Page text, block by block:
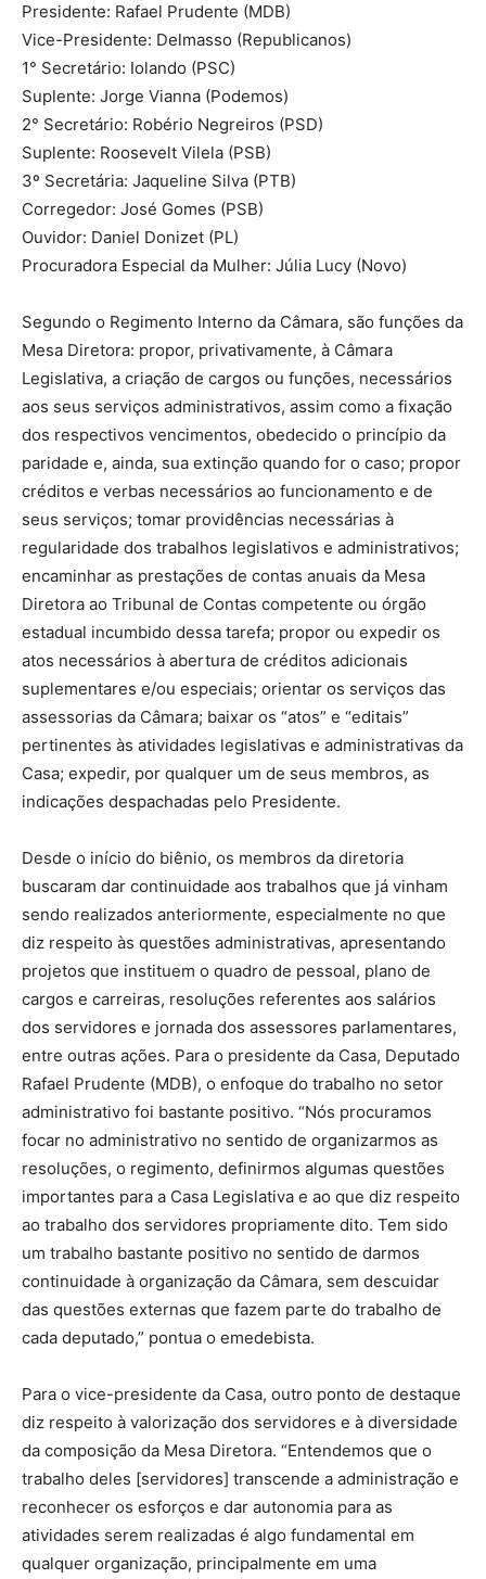
Presidente: Rafael Prudente (MDB)
Vice-Presidente: Delmasso (Republicanos)
1° Secretário: Iolando (PSC)
Suplente: Jorge Vianna (Podemos)
2° Secretário: Robério Negreiros (PSD)
Suplente: Roosevelt Vilela (PSB)
3º Secretária: Jaqueline Silva (PTB)
Corregedor: José Gomes (PSB)
Ouvidor: Daniel Donizet (PL)
Procuradora Especial da Mulher: Júlia Lucy (Novo)
Segundo o Regimento Interno da Câmara, são funções da
Mesa Diretora: propor, privativamente, à Câmara
Legislativa, a criação de cargos ou funções, necessários
aos seus serviços administrativos, assim como a fixação
dos respectivos vencimentos, obedecido o princípio da
paridade e, ainda, sua extinção quando for o caso; propor
créditos e verbas necessários ao funcionamento e de
seus serviços; tomar providências necessárias à
regularidade dos trabalhos legislativos e administrativos;
encaminhar as prestações de contas anuais da Mesa
Diretora ao Tribunal de Contas competente ou órgão
estadual incumbido dessa tarefa; propor ou expedir os
atos necessários à abertura de créditos adicionais
suplementares e/ou especiais; orientar os serviços das
assessorias da Câmara; baixar os “atos” e “editais”
pertinentes às atividades legislativas e administrativas da
Casa; expedir, por qualquer um de seus membros, as
indicações despachadas pelo Presidente.
Desde o início do biênio, os membros da diretoria
buscaram dar continuidade aos trabalhos que já vinham
sendo realizados anteriormente, especialmente no que
diz respeito às questões administrativas, apresentando
projetos que instituem o quadro de pessoal, plano de
cargos e carreiras, resoluções referentes aos salários
dos servidores e jornada dos assessores parlamentares,
entre outras ações. Para o presidente da Casa, Deputado
Rafael Prudente (MDB), o enfoque do trabalho no setor
administrativo foi bastante positivo. “Nós procuramos
focar no administrativo no sentido de organizarmos as
resoluções, o regimento, definirmos algumas questões
importantes para a Casa Legislativa e ao que diz respeito
ao trabalho dos servidores propriamente dito. Tem sido
um trabalho bastante positivo no sentido de darmos
continuidade à organização da Câmara, sem descuidar
das questões externas que fazem parte do trabalho de
cada deputado,” pontua o emedebista.
Para o vice-presidente da Casa, outro ponto de destaque
diz respeito à valorização dos servidores e à diversidade
da composição da Mesa Diretora. “Entendemos que o
trabalho deles [servidores] transcende a administração e
reconhecer os esforços e dar autonomia para as
atividades serem realizadas é algo fundamental em
qualquer organização, principalmente em uma